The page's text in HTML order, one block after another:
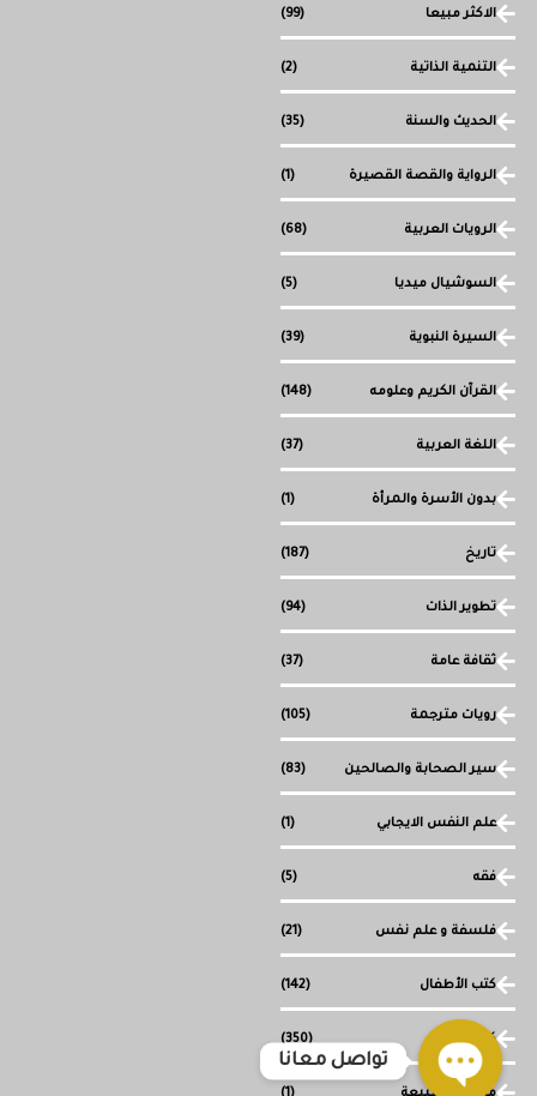
الاكثر مبيعا (99)
التنمية الذاتية (2)
الحديث والسنة (35)
الرواية والقصة القصيرة (1)
الرويات العربية (68)
السوشيال ميديا (5)
السيرة النبوية (39)
القرآن الكريم وعلومه (148)
اللغة العربية (37)
بدون الأسرة والمرأة (1)
تاريخ (187)
تطوير الذات (94)
ثقافة عامة (37)
رويات مترجمة (105)
سير الصحابة والصالحين (83)
علم النفس الايجابي (1)
فقه (5)
فلسفة و علم نفس (21)
كتب الأطفال (142)
كتب دينية (350)
تواصل معانا